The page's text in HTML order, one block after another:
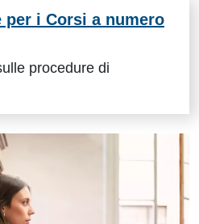
per i Corsi a numero
procedure di